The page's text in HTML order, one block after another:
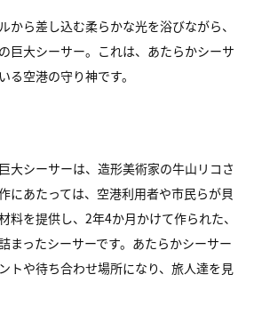
から差し込む柔らかな光を浴びながら、
巨大シーサー。これは、あたらかシーサ
る空港の守り神です。
大シーサーは、造形美術家の牛山リコさ
にあたっては、空港利用者や市民らが貝
料を提供し、2年4か月かけて作られた、
まったシーサーです。あたらかシーサー
トや待ち合わせ場所になり、旅人達を見